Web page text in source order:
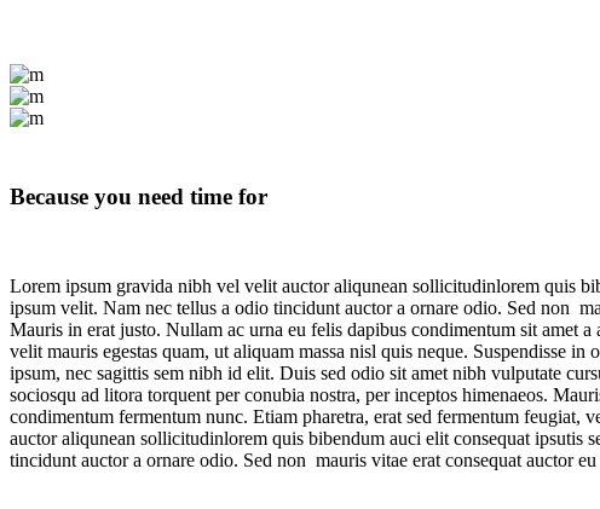
Because you need time for
Lorem ipsum gravida nibh vel velit auctor aliqunean sollicitudinlorem quis
ipsum velit. Nam nec tellus a odio tincidunt auctor a ornare odio. Sed non
Mauris in erat justo. Nullam ac urna eu felis dapibus condimentum sit amet
velit mauris egestas quam, ut aliquam massa nisl quis neque. Suspendisse
ipsum, nec sagittis sem nibh id elit. Duis sed odio sit amet nibh vulputate
sociosqu ad litora torquent per conubia nostra, per inceptos himenaeos.
condimentum fermentum nunc. Etiam pharetra, erat sed fermentum feugiat,
auctor aliqunean sollicitudinlorem quis bibendum auci elit consequat ipsutis
tincidunt auctor a ornare odio. Sed non mauris vitae erat consequat auctor